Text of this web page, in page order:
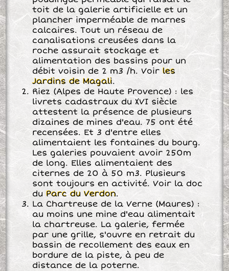
toit de la galerie artificielle et un
plancher imperméable de marnes
calcaires. Tout un réseau de
canalisations creusées dans la
roche assurait stockage et
alimentation des bassins pour un
débit voisin de 2 m3 /h. Voirles
Jardins de Magali.
Riez (Alpes de Haute Provence) : les
livrets cadastraux du XVI siècle
attestent la présence de plusieurs
dizaines de mines d'eau. 75 ont été
recensées. Et 3 d'entre elles
alimentaient les fontaines du bourg.
Les galeries pouvaient avoir 250m
de long. Elles alimentaient des
citernes de 20 à 50 m3. Plusieurs
sont toujours en activité. Voir la doc
duParc du Verdon.
La Chartreuse de la Verne (Maures) :
au moins une mine d'eau alimentait
la chartreuse. La galerie, fermée
par une grille, s'ouvre en retrait du
bassin de recollement des eaux en
bordure de la piste, à peu de
distance de la poterne.